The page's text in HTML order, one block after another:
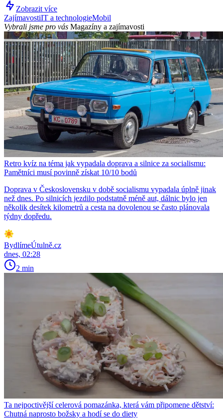
Zobrazit více
ZajímavostiIT a technologieMobil
Vybrali jsme pro vás Magazíny a zajímavosti
Retro kvíz na téma jak vypadala doprava a silnice za socialismu:
Pamětníci musí povinně získat 10/10 bodů
Doprava v Československu v době socialismu vypadala úplně jinak
než dnes. Po silnicích jezdilo podstatně méně aut, dálnic bylo jen
několik desítek kilometrů a cesta na dovolenou se často plánovala
týdny dopředu.
BydlímeÚtulně.cz
dnes, 02:28
2 min
Ta nejpoctivější celerová pomazánka, která vám připomene dětství:
Chutná naprosto božsky a hodí se do diety